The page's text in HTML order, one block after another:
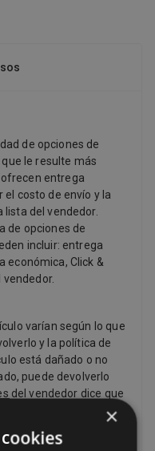
de opciones de
le resulte más
entrega
costo de envío y la
del vendedor.
de opciones de
incluir: entrega
económica, Click &
varían según lo que
y la política de
está dañado o no
puede devolverlo
del vendedor dice que
de opinión y ya no
Si el comprador
×